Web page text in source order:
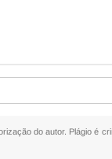
do autor. Plágio é